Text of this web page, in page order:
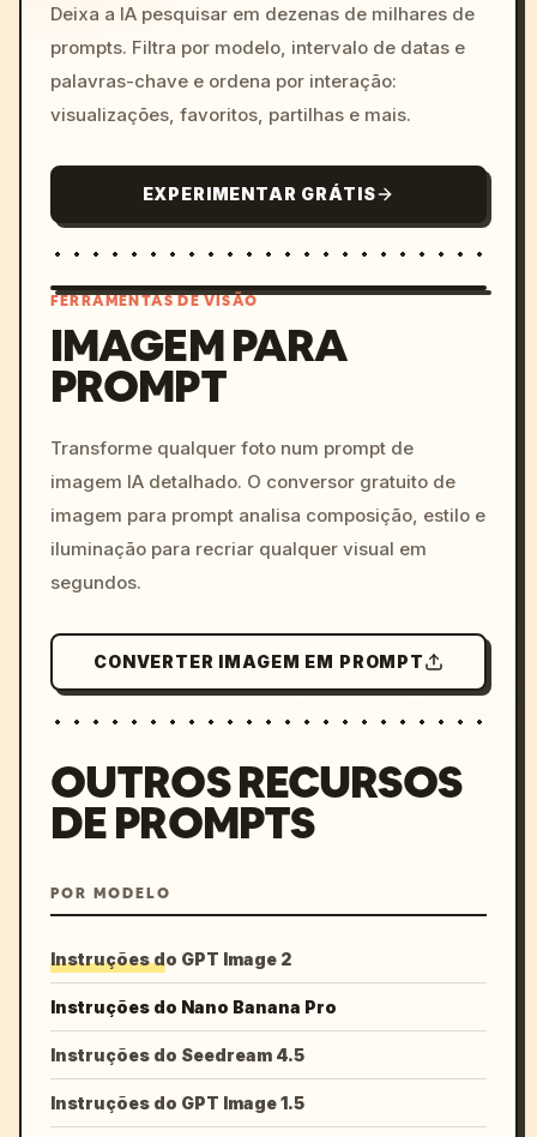
Deixa a IA pesquisar em dezenas de milhares de
prompts. Filtra por modelo, intervalo de datas e
palavras-chave e ordena por interação:
visualizações, favoritos, partilhas e mais.
EXPERIMENTAR GRÁTIS
colors, 8k --v 6.0
FERRAMENTAS DE VISÃO
IMAGEM PARA
PROMPT
Transforme qualquer foto num prompt de
imagem IA detalhado. O conversor gratuito de
imagem para prompt analisa composição, estilo e
iluminação para recriar qualquer visual em
segundos.
CONVERTER IMAGEM EM PROMPT
OUTROS RECURSOS
DE PROMPTS
POR MODELO
Instruções do GPT Image 2
Instruções do Nano Banana Pro
Instruções do Seedream 4.5
Instruções do GPT Image 1.5